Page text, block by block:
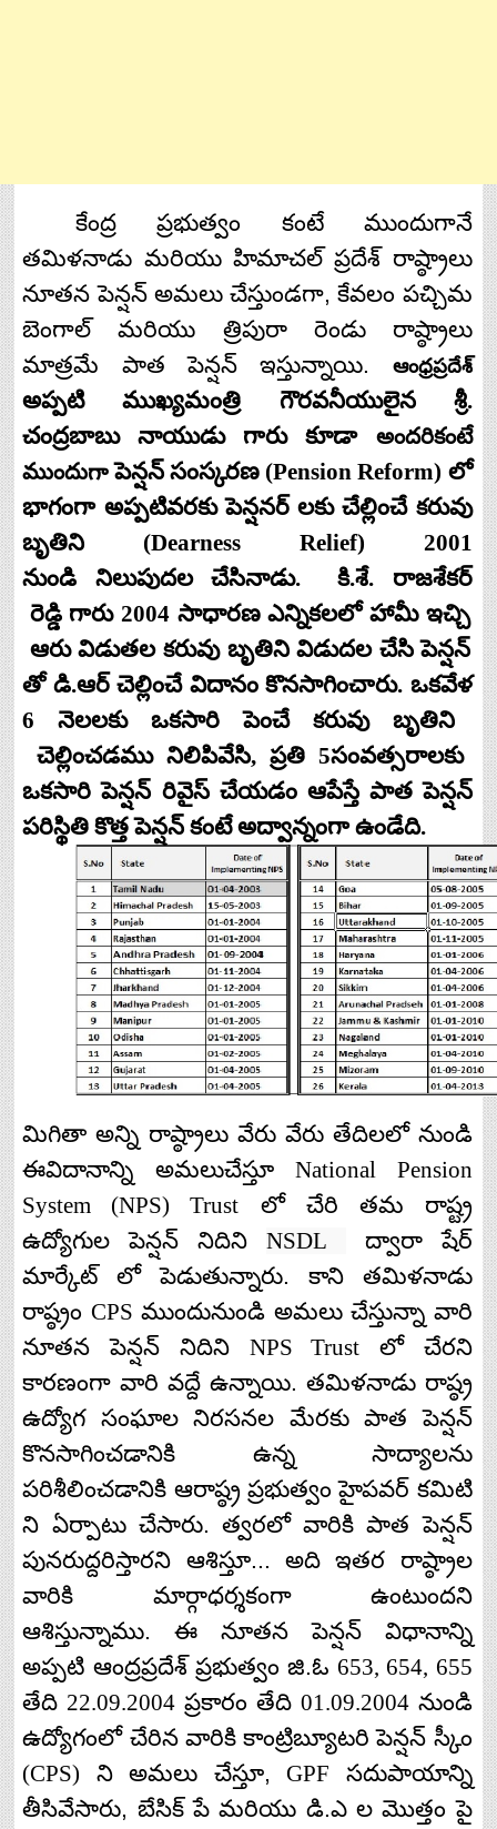
కేంద్ర ప్రభుత్వం కంటే
ముందుగానే
తమిళనాడు మరియు హిమాచల్ ప్రదేశ్ రాష్ఠ్రాలు
నూతన పెన్షన్ అమలు చేస్తుండగా,కేవలం పచ్చిమ
బెంగాల్
మరియు త్రిపురా రెండు
రాష్ఠ్రాలు
మాత్రమే
పాత పెన్షన్ ఇస్తున్నాయి. ఆంధ్రప్రదేశ్
అప్పటి ముఖ్యమంత్రి గౌరవనీయులైన శ్రీ.
చంద్రబాబు
నాయుడు గారు కూడా అందరికంటే
ముందుగా పెన్షన్ సంస్కరణ(Pension Reform) లో
భాగంగా అప్పటివరకు పెన్షనర్ లకు చేల్లించే కరువు
బృతిని (Dearness Relief) 2001
నుండి
నిలుపుదల చేసినాడు.కి.శే. రాజశేకర్
రెడ్డి గారు2004 సాధారణ ఎన్నికలలో హామీ ఇచ్చి
ఆరు విడుతల కరువు బృతిని విడుదల చేసి పెన్షన్
తో డి.ఆర్ చెల్లించే విదానం కొనసాగించారు. ఒకవేళ
6నెలలకు ఒకసారి పెంచే కరువు
బృతిని
చెల్లించడము నిలిపివేసి,ప్రతి 5సంవత్సరాలకు
ఒకసారి పెన్షన్ రివైస్ చేయడం ఆపేస్తే పాత పెన్షన్
పరిస్థితి కొత్త పెన్షన్ కంటే అద్వాన్నంగా ఉండేది.
మిగితా అన్ని రాష్ఠ్రాలు వేరు వేరు తేదిలలో నుండి
ఈవిదానాన్ని
అమలుచేస్తూ
National Pension
System (NPS) Trust
లో చేరి తమ
రాష్ట్ర
ఉద్యోగుల
పెన్షన్ నిదిని NSDL ద్వారా
షేర్
మార్కేట్
లో పెడుతున్నారు. కాని
తమిళనాడు
రాష్ఠ్రం CPS ముందునుండి అమలు చేస్తున్నా వారి
నూతన
పెన్షన్ నిదిని NPS Trust లో
చేరని
కారణంగా వారి వద్దే ఉన్నాయి. తమిళనాడు రాష్ఠ్ర
ఉద్యోగ సంఘాల నిరసనల మేరకు పాత
పెన్షన్
కొనసాగించడానికి
ఉన్న
సాద్యాలను
పరిశీలించడానికి ఆరాష్ఠ్ర ప్రభుత్వం హైపవర్ కమిటి
ని ఏర్పాటు చేసారు. త్వరలో వారికి పాత పెన్షన్
పునరుద్దరిస్తారని ఆశిస్తూ... అది ఇతర
రాష్ఠ్రాల
వారికి
మార్గాధర్శకంగా
ఉంటుందని
ఆశిస్తున్నాము.ఈ నూతన పెన్షన్
విధానాన్ని
అప్పటి ఆంద్రప్రదేశ్ ప్రభుత్వం జి.ఓ 653, 654, 655
తేది 22.09.2004 ప్రకారం తేది 01.09.2004 నుండి
ఉద్యోగంలో చేరిన వారికి కాంట్రిబ్యూటరి పెన్షన్ స్కీం
(CPS)
ని అమలు చేస్తూ,GPF
సదుపాయాన్ని
తీసివేసారు, బేసిక్ పే మరియు డి.ఎ ల మొత్తం పై